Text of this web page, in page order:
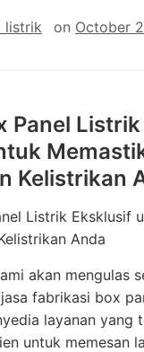
listrik on October
Panel Listrik
Kelistrikan
Listrik Eksklusif
Anda
akan mengulas
fabrikasi box
layanan yang
untuk memesan